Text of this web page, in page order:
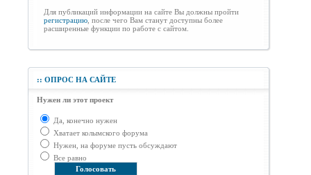
Для публикаций информации на сайте Вы должны пройти
регистрацию , после чего Вам станут доступны более
расширенные функции по работе с сайтом.
:: ОПРОС НА САЙТЕ
Нужен ли этот проект
Да, конечно нужен
Хватает колымского форума
Нужен, на форуме пусть обсуждают
Все равно